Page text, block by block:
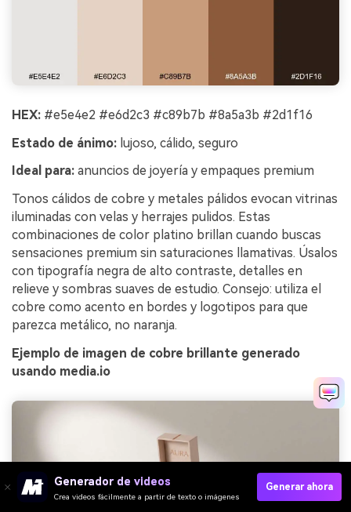
HEX: #e5e4e2 #e6d2c3 #c89b7b #8a5a3b #2d1f16
Estado de ánimo: lujoso, cálido, seguro
Ideal para: anuncios de joyería y empaques premium
Tonos cálidos de cobre y metales pálidos evocan vitrinas
iluminadas con velas y herrajes pulidos. Estas
combinaciones de color platino brillan cuando buscas
sensaciones premium sin saturaciones llamativas. Úsalos
con tipografía negra de alto contraste, detalles en
relieve y sombras suaves de estudio. Consejo: utiliza el
cobre como acento en bordes y logotipos para que
parezca metálico, no naranja.
Ejemplo de imagen de cobre brillante generado
usando media.io
Generador de videos
Crea videos fácilmente a partir de texto o imágenes
Generar ahora